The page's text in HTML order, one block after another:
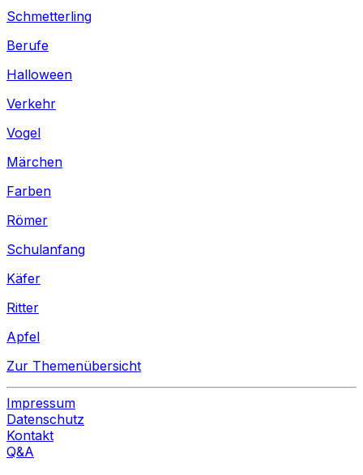
Schmetterling
Berufe
Halloween
Verkehr
Vogel
Märchen
Farben
Römer
Schulanfang
Käfer
Ritter
Apfel
Zur Themenübersicht
Impressum
Datenschutz
Kontakt
Q&A